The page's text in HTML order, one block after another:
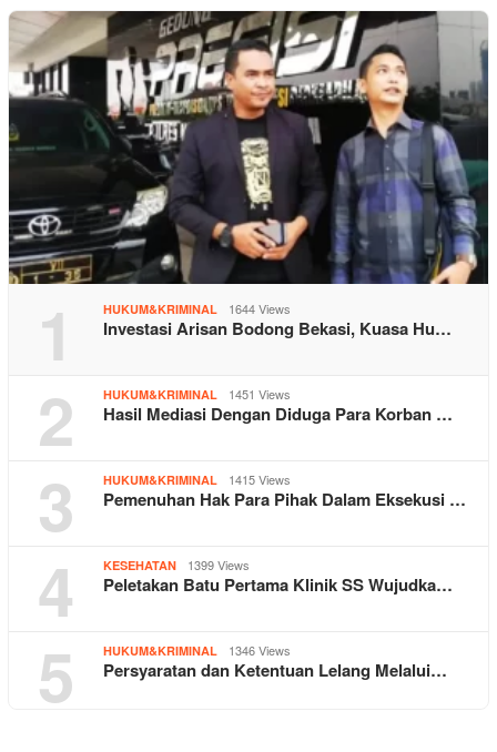
1 HUKUM&KRIMINAL 1644 Views
Investasi Arisan Bodong Bekasi, Kuasa Hu…
2 HUKUM&KRIMINAL 1451 Views
Hasil Mediasi Dengan Diduga Para Korban …
3 HUKUM&KRIMINAL 1415 Views
Pemenuhan Hak Para Pihak Dalam Eksekusi …
4 KESEHATAN 1399 Views
Peletakan Batu Pertama Klinik SS Wujudka…
5 HUKUM&KRIMINAL 1346 Views
Persyaratan dan Ketentuan Lelang Melalui…